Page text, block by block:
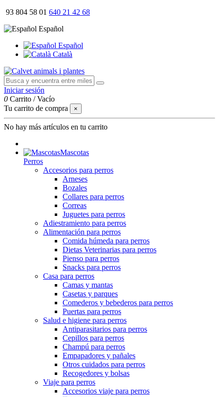
93 804 58 01 640 21 42 68
Español
Español
Català
Iniciar sesión
0 Carrito /Vacío
Tu carrito de compra
×
No hay más artículos en tu carrito
Mascotas
Perros
Accesorios para perros
Arneses
Bozales
Collares para perros
Correas
Juguetes para perros
Adiestramiento para perros
Alimentación para perros
Comida húmeda para perros
Dietas Veterinarias para perros
Pienso para perros
Snacks para perros
Casa para perros
Camas y mantas
Casetas y parques
Comederos y bebederos para perros
Puertas para perros
Salud e higiene para perros
Antiparasitarios para perros
Cepillos para perros
Champú para perros
Empapadores y pañales
Otros cuidados para perros
Recogedores y bolsas
Viaje para perros
Accesorios viaje para perros